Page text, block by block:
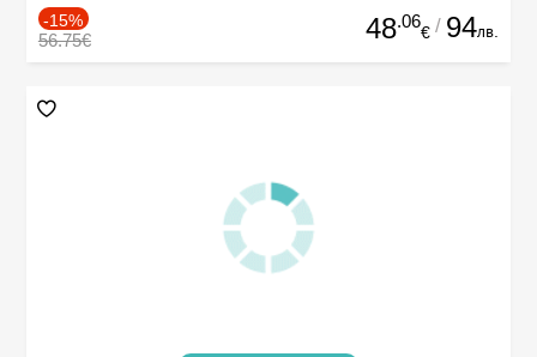
-15%
56.75€ 48.06
€ / 94лв.